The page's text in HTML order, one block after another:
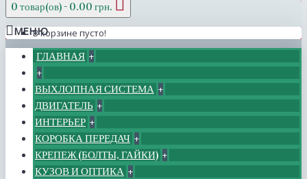
0 товар(ов) - 0.00 грн.
В корзине пусто!
МЕНЮ
ГЛАВНАЯ +
+
ВЫХЛОПНАЯ СИСТЕМА +
ДВИГАТЕЛЬ +
ИНТЕРЬЕР +
КОРОБКА ПЕРЕДАЧ +
КРЕПЕЖ (БОЛТЫ, ГАЙКИ) +
КУЗОВ И ОПТИКА +